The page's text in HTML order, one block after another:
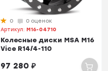
0
0 оценок
Артикул: M16-04710
Колесные диски MSA M16
Vice R14/4-110
97 280₽